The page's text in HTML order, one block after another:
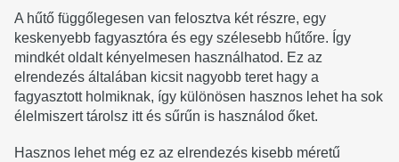
A hűtő függőlegesen van felosztva két részre, egy
keskenyebb fagyasztóra és egy szélesebb hűtőre. Így
mindkét oldalt kényelmesen használhatod. Ez az
elrendezés általában kicsit nagyobb teret hagy a
fagyasztott holmiknak, így különösen hasznos lehet ha sok
élelmiszert tárolsz itt és sűrűn is használod őket.
Hasznos lehet még ez az elrendezés kisebb méretű